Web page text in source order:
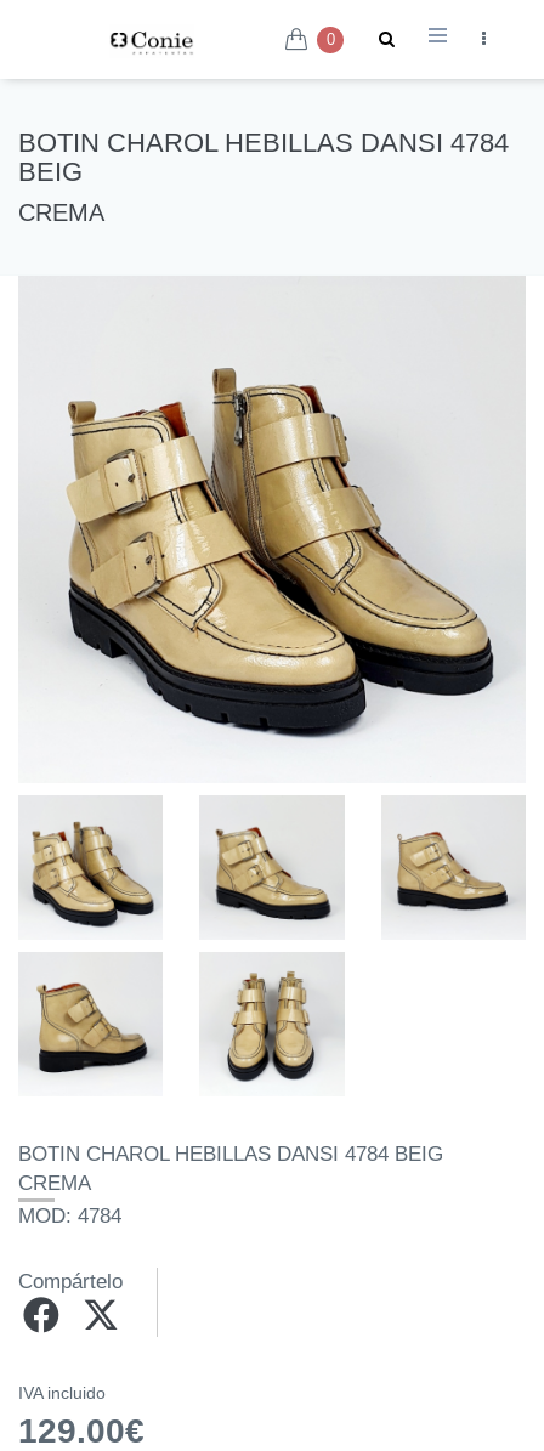
0
BOTIN CHAROL HEBILLAS DANSI 4784
BEIG
CREMA
BOTIN CHAROL HEBILLAS DANSI 4784 BEIG
CREMA
MOD: 4784
Compártelo
IVA incluido
129.00€